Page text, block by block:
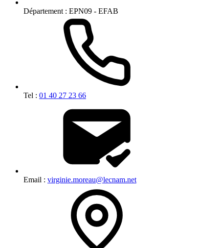
Département : EPN09 - EFAB
Tel : 01 40 27 23 66
Email : virginie.moreau@lecnam.net